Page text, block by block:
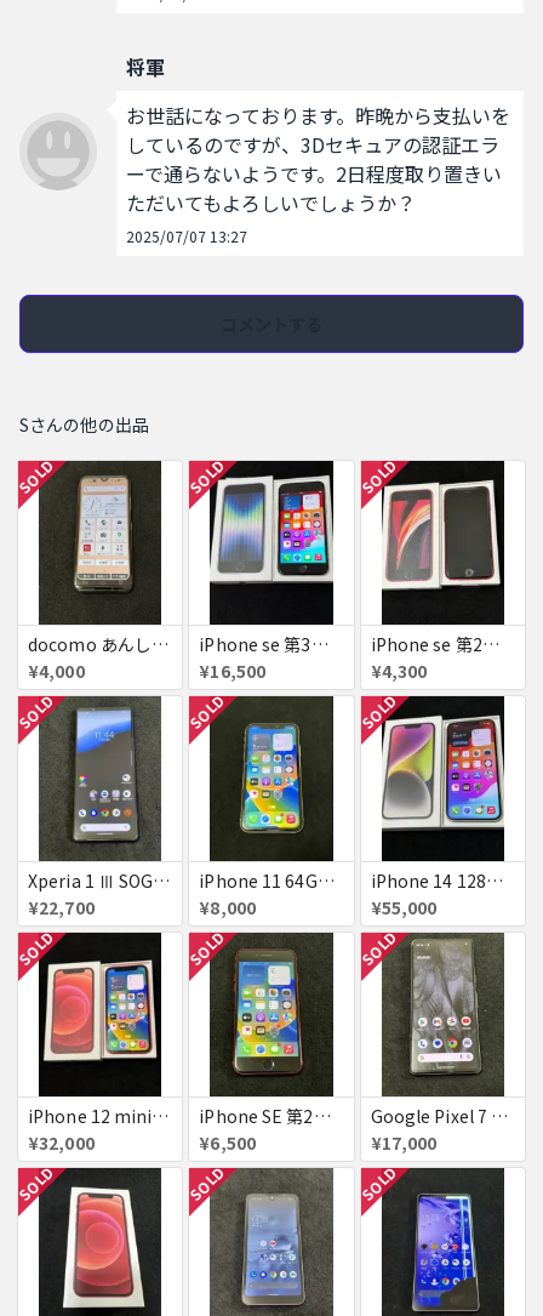
将軍
お世話になっております。昨晩から支払いを
しているのですが、3Dセキュアの認証エラ
ーで通らないようです。2日程度取り置きい
ただいてもよろしいでしょうか？
2025/07/07 13:27
Sさんの他の出品
SOLD
docomo あんしんスマホ KY-51B ピンクゴールド simフリー 極美品 判定△
¥4,000
SOLD
iPhone se 第3世代 64GB Starlight simフリー 判定△
¥16,500
SOLD
iPhone se 第2世代 64GB Red ジャンク
¥4,300
SOLD
Xperia 1 Ⅲ SOG03 フロストブラック simフリー 美品 訳あり
¥22,700
SOLD
iPhone 11 64GB White simフリー ジャンク
¥8,000
SOLD
iPhone 14 128GB Starlight simフリー 美品 ジャンク
¥55,000
SOLD
iPhone 12 mini 256GB Red
¥32,000
SOLD
iPhone SE 第2世代 64GB Red ジャンク
¥6,500
SOLD
Google Pixel 7 128GB Obsidian simフリー ジャンク
¥17,000
SOLD SOLD SOLD